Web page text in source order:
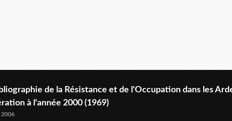
de la Résistance et de l'Occupation dans les
à l'année 2000 (1969)
2006